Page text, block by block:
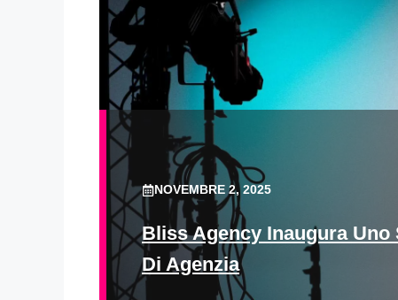
NOVEMBRE 2, 2025
Bliss Agency Inaugura
Di Agenzia